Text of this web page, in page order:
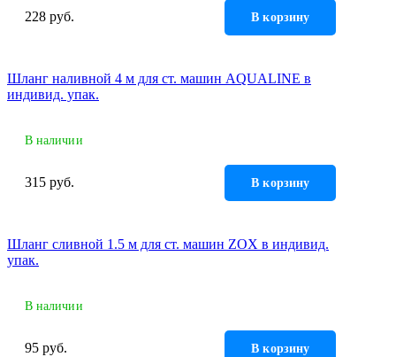
228 руб. В корзину
Шланг наливной 4 м для ст. машин AQUALINE в
индивид. упак.
В наличии
315 руб. В корзину
Шланг сливной 1.5 м для ст. машин ZOX в индивид.
упак.
В наличии
95 руб. В корзину